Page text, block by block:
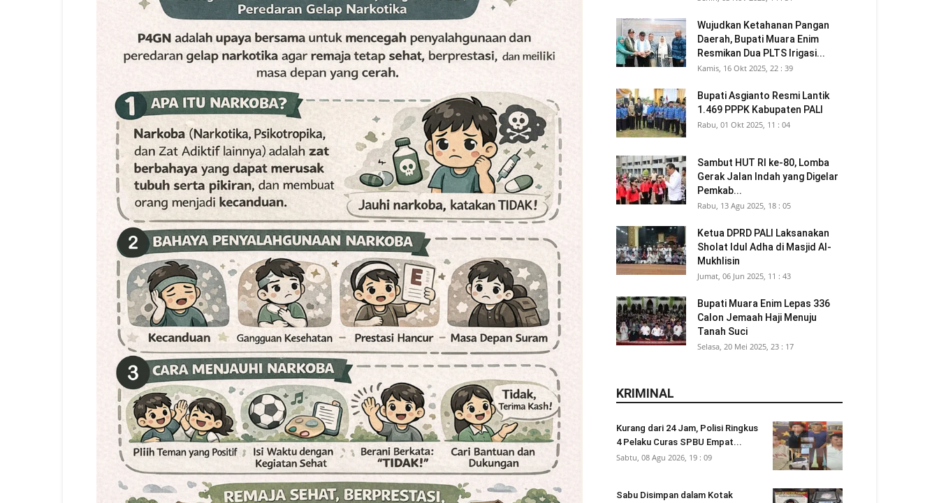
Wujudkan Ketahanan Pangan
Daerah, Bupati Muara Enim
Resmikan Dua PLTS Irigasi...
Kamis, 16 Okt 2025, 22 : 39
Bupati Asgianto Resmi Lantik
1.469 PPPK Kabupaten PALI
Rabu, 01 Okt 2025, 11 : 04
Sambut HUT RI ke-80, Lomba
Gerak Jalan Indah yang Digelar
Pemkab...
Rabu, 13 Agu 2025, 18 : 05
Ketua DPRD PALI Laksanakan
Sholat Idul Adha di Masjid Al-
Mukhlisin
Jumat, 06 Jun 2025, 11 : 43
Bupati Muara Enim Lepas 336
Calon Jemaah Haji Menuju
Tanah Suci
Selasa, 20 Mei 2025, 23 : 17
KRIMINAL
Kurang dari 24 Jam, Polisi Ringkus
4 Pelaku Curas SPBU Empat...
Sabtu, 08 Agu 2026, 19 : 09
Sabu Disimpan dalam Kotak